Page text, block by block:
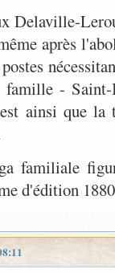
Delaville-
après
famille - Saint-
ainsi que la
familiale
d'édition